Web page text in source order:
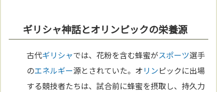
ギリシャ神話とオリンピックの栄養源
古代ギリシャでは、花粉を含む蜂蜜がスポーツ選手
のエネルギー源とされていた。オリンピックに出場
する競技者たちは、試合前に蜂蜜を摂取し、持久力